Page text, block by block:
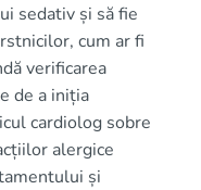
sedativ și să fie
cum ar fi
verificarea
de a iniția
cardiolog sobre
alergice
și